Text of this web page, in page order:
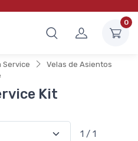
0
Service
Velas de Asientos
Kit
1 / 1